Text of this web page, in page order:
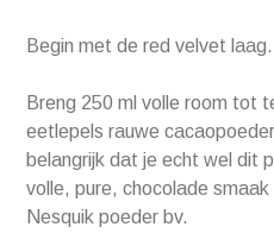
Begin met de red velvet laag.
Breng 250 ml volle room tot
eetlepels rauwe
belangrijk dat je echt wel dit
volle, pure, chocolade
Nesquik poeder bv.